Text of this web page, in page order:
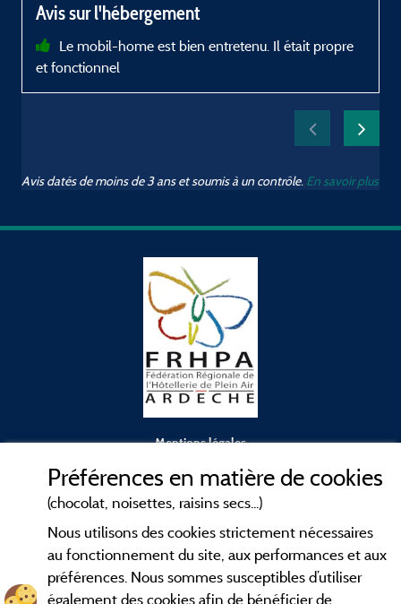
Avis sur l'hébergement
Le mobil-home est bien entretenu. Il était propre
et fonctionnel
Avis datés de moins de 3 ans et soumis à un contrôle. En savoir plus
Mentions légales
Conditions générales d'utilisation
Contact
CGV
Préférences en matière de cookies
(chocolat, noisettes, raisins secs...)
Nous utilisons des cookies strictement nécessaires
au fonctionnement du site, aux performances et aux
préférences. Nous sommes susceptibles d’utiliser
également des cookies afin de bénéficier de